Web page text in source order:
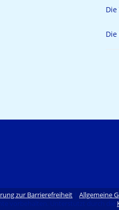
zur Barrierefreiheit | Allgemeine
vorbehalten. Unterstützt durch die